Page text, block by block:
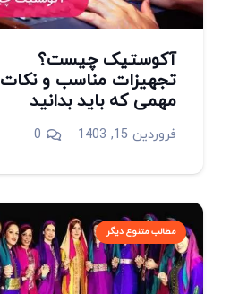
آکوستیک چیست؟
تجهیزات مناسب و نکات
مهمی که باید بدانید
فروردین 15, 1403 0
مطالب متنوع دیگر